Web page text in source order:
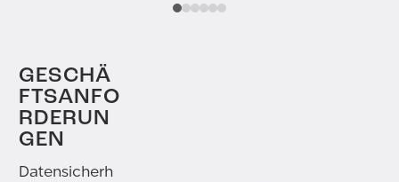
GESCHÄ
FTSANFO
RDERUN
GEN
Datensicherh